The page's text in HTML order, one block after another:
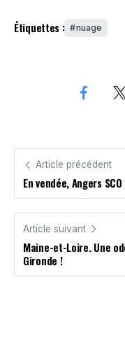
Étiquettes : nuage
Article précédent
En vendée, Angers
Article suivant
Maine-et-Loire. Une
Gironde !